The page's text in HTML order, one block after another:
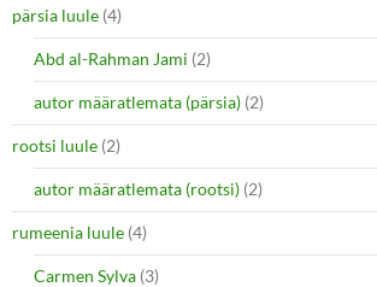
pärsia luule (4)
Abd al-Rahman Jami (2)
autor määratlemata (pärsia) (2)
rootsi luule (2)
autor määratlemata (rootsi) (2)
rumeenia luule (4)
Carmen Sylva (3)